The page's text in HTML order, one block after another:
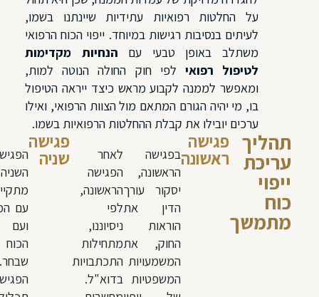
על החלטות רפואיות עתידיות שיינתנו בשמו,
לעיתים בנסיבות רגישות במיוחד. ייפוי הכוח הרפואי
משתלב באופן טבעי עם הנחיות מקדימות
לטיפול רפואי לפי חוק החולה הנוטה למות,
ומאפשר לממנה לקבוע מראש כיצד ייראה הטיפול
בו, מי יהיה הגורם המתאם מול הצוות הרפואי, ואילו
ערכים יובילו את קבלת ההחלטות הרפואיות בשמו.
תהליך
עריכת
ייפוי
כוח
מתמשך
פגישה
ראשונהבפגישה
הראשונה,
יסקור עורך
הדין את
הוראות
החוק, את
המשמעויות
המשפטיות
לאחר
הפגישה
הראשונה,
לפי
ניסיוננו,
מתחילות
התכתבויות
בדוא"ל.
פגישה
שניה
השניה
עם
ועם
הכוח
שבחר.